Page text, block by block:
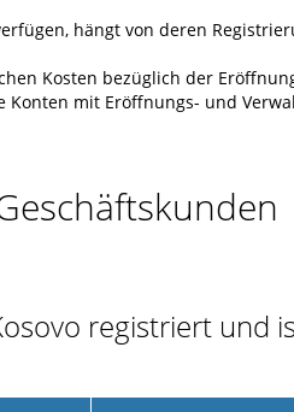
hängt von deren
Kosten bezüglich der
mit Eröffnungs- und
registriert und